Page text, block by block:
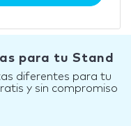
para tu Stand
diferentes para tu
y sin compromiso